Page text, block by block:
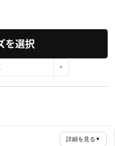
を選択
詳細を見る ▼